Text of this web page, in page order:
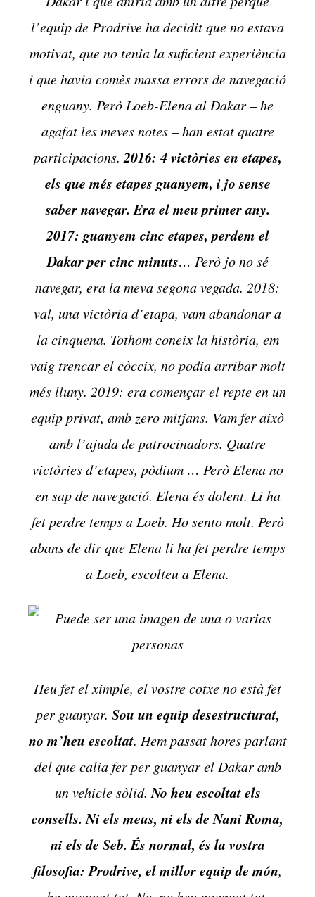
l’equip de Prodrive ha decidit que no estava
motivat, que no tenia la suficient experiència
i que havia comès massa errors de navegació
enguany. Però Loeb-Elena al Dakar – he
agafat les meves notes – han estat quatre
participacions. 2016: 4 victòries en etapes,
els que més etapes guanyem, i jo sense
saber navegar. Era el meu primer any.
2017: guanyem cinc etapes, perdem el
Dakar per cinc minuts… Però jo no sé
navegar, era la meva segona vegada. 2018:
val, una victòria d’etapa, vam abandonar a
la cinquena. Tothom coneix la història, em
vaig trencar el còccix, no podia arribar molt
més lluny. 2019: era començar el repte en un
equip privat, amb zero mitjans. Vam fer això
amb l’ajuda de patrocinadors. Quatre
victòries d’etapes, pòdium … Però Elena no
en sap de navegació. Elena és dolent. Li ha
fet perdre temps a Loeb. Ho sento molt. Però
abans de dir que Elena li ha fet perdre temps
a Loeb, escolteu a Elena.
Heu fet el ximple, el vostre cotxe no està fet
per guanyar. Sou un equip desestructurat,
no m’heu escoltat. Hem passat hores parlant
del que calia fer per guanyar el Dakar amb
un vehicle sòlid. No heu escoltat els
consells. Ni els meus, ni els de Nani Roma,
ni els de Seb. És normal, és la vostra
filosofia: Prodrive, el millor equip de món,